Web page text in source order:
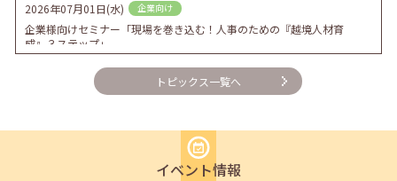
2026年07月01日(水) 企業向け
企業様向けセミナー「現場を巻き込む！人事のための『越境人材育
成』３ステップ」
2026年06月26日(金) jobcafeからのお知らせ
7月のセミナー情報を公開いたしました。
2026年06月03日(水) jobcafeからのお知らせ
メールカウンセリング、就職決定報告フォーム復旧いたしました。
トピックス一覧へ
イベント情報